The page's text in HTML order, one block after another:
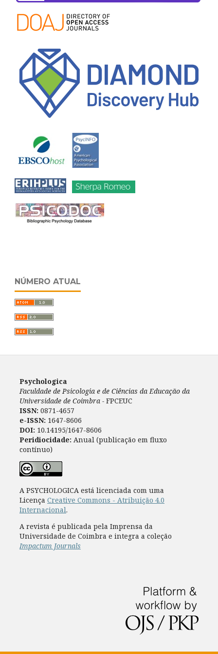
NÚMERO ATUAL
Psychologica
Faculdade de Psicologia e de Ciências da Educação da
Universidade de Coimbra - FPCEUC
ISSN: 0871-4657
e-ISSN: 1647-8606
DOI: 10.14195/1647-8606
Peridiocidade: Anual (publicação em fluxo
contínuo)
A PSYCHOLOGICA está licenciada com uma
Licença Creative Commons - Atribuição 4.0
Internacional.
A revista é publicada pela Imprensa da
Universidade de Coimbra e integra a coleção
Impactum Journals